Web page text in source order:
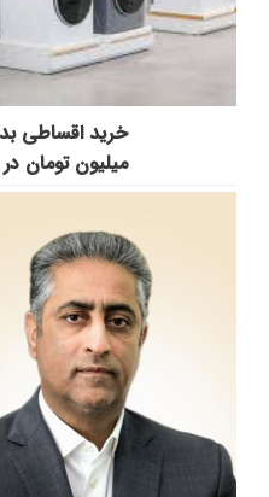
میلیون تومان